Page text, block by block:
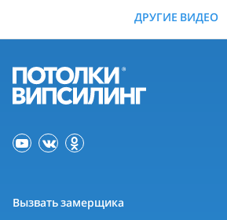
ДРУГИЕ ВИДЕО
Вызвать замерщика